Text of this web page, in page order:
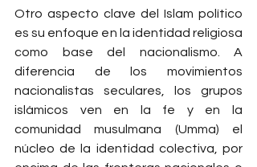
Otro aspecto clave del Islam político
es su enfoque en la identidad religiosa
como base del nacionalismo. A
diferencia de los movimientos
nacionalistas seculares, los grupos
islámicos ven en la fe y en la
comunidad musulmana (Umma) el
núcleo de la identidad colectiva, por